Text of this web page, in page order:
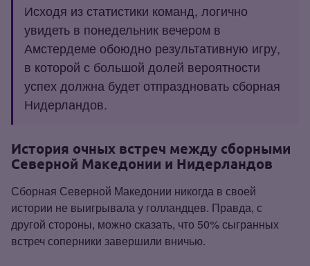
Исходя из статистики команд, логично
увидеть в понедельник вечером в
Амстердеме обоюдно результативную игру,
в которой с большой долей вероятности
успех должна будет отпраздновать сборная
Нидерландов.
История очных встреч между сборными
Северной Македонии и Нидерландов
Сборная Северной Македонии никогда в своей
истории не выигрывала у голландцев. Правда, с
другой стороны, можно сказать, что 50% сыгранных
встреч соперники завершили вничью.